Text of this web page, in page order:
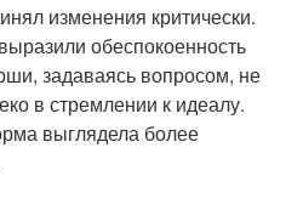
изменения критически.
обеспокоенность
задаваясь вопросом, не
в стремлении к идеалу.
выглядела более